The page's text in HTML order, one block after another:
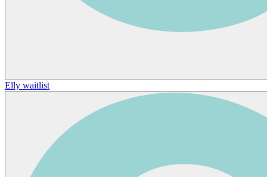
Elly waitlist